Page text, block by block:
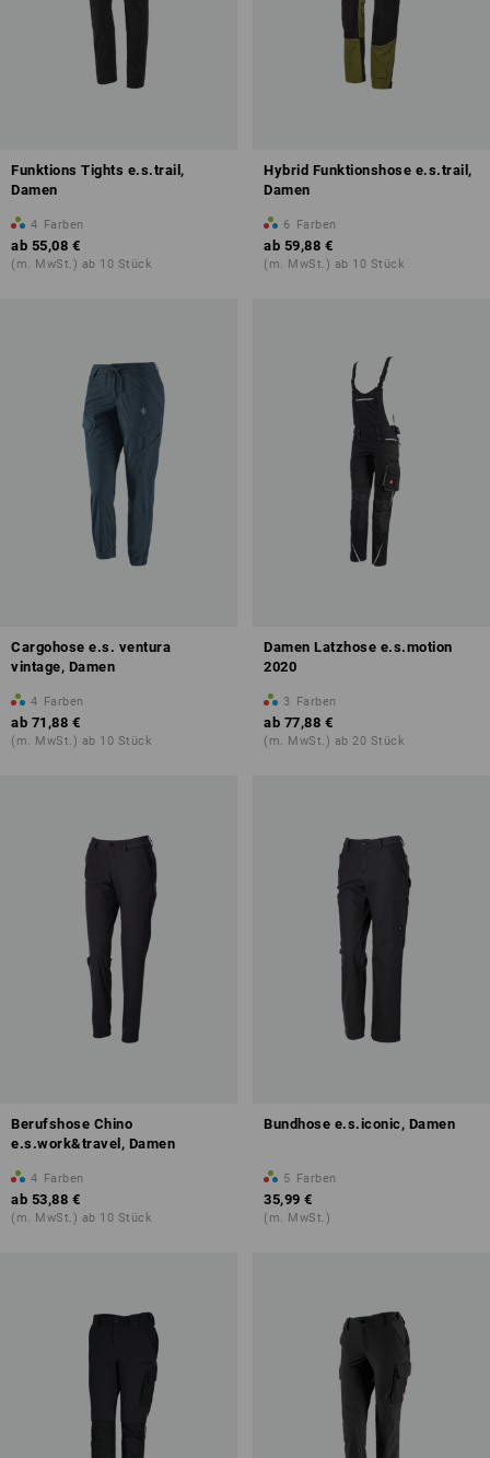
Funktions Tights e.s.trail,
Damen
4 Farben
ab 55,08 €
(m. MwSt.) ab 10 Stück
Hybrid Funktionshose e.s.trail,
Damen
6 Farben
ab 59,88 €
(m. MwSt.) ab 10 Stück
Cargohose e.s. ventura
vintage, Damen
4 Farben
ab 71,88 €
(m. MwSt.) ab 10 Stück
Damen Latzhose e.s.motion
2020
3 Farben
ab 77,88 €
(m. MwSt.) ab 20 Stück
Berufshose Chino
e.s.work&travel, Damen
4 Farben
ab 53,88 €
(m. MwSt.) ab 10 Stück
Bundhose e.s.iconic, Damen
5 Farben
35,99 €
(m. MwSt.)